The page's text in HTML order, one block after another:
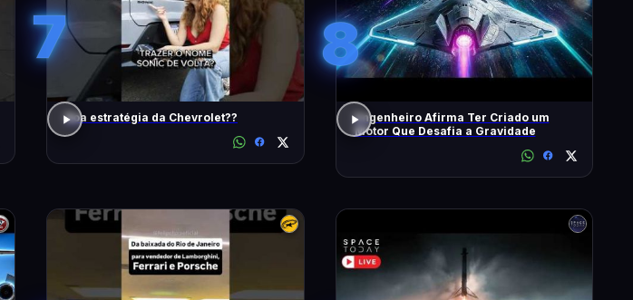
7
Boa estratégia da Chevrolet??
8
Engenheiro Afirma Ter Criado um
Motor Que Desafia a Gravidade